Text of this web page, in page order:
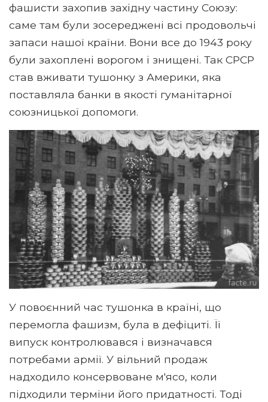
фашисти захопив західну частину Союзу:
саме там були зосереджені всі продовольчі
запаси нашої країни. Вони все до 1943 року
були захоплені ворогом і знищені. Так СРСР
став вживати тушонку з Америки, яка
поставляла банки в якості гуманітарної
союзницької допомоги.
У повоєнний час тушонка в країні, що
перемогла фашизм, була в дефіциті. Її
випуск контролювався і визначався
потребами армії. У вільний продаж
надходило консервоване м'ясо, коли
підходили терміни його придатності. Тоді